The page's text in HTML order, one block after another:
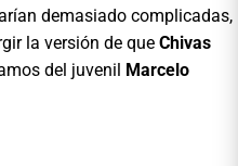
demasiado complicadas,
la versión de que Chivas
del juvenil Marcelo